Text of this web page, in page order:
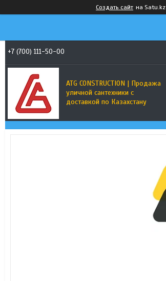
Создать сайт на Satu.kz
+7 (700) 111-50-00
ATG CONSTRUCTION | Продажа
уличной сантехники с
доставкой по Казахстану